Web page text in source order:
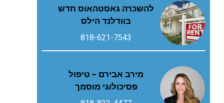
להשכרה גאסטהאוס חדש
בוודלנד הילס
818-621-7543
מירב אבירם – טיפול
פסיכולוגי מוסמך